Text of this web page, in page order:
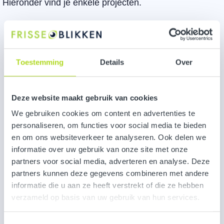
Toestemming Details Over
Deze website maakt gebruik van cookies
We gebruiken cookies om content en advertenties te
personaliseren, om functies voor social media te bieden
en om ons websiteverkeer te analyseren. Ook delen we
informatie over uw gebruik van onze site met onze
partners voor social media, adverteren en analyse. Deze
partners kunnen deze gegevens combineren met andere
informatie die u aan ze heeft verstrekt of die ze hebben
verzameld op basis van uw gebruik van hun services.
Hieronder vind je enkele projecten.
NATIONALE NEDERLANDEN